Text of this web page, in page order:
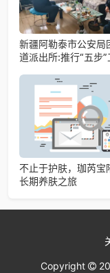
新疆阿勒泰市公安局
道派出所:推行“五步
不止于护肤，珈芮宝
长期养肤之旅
Copyright